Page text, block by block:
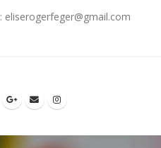
eliserogerfeger@gmail.com